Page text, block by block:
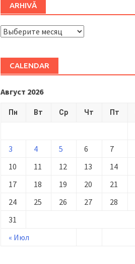
ARHIVĂ
ARHIVĂ
CALENDAR
Август 2026
Пн Вт Ср Чт Пт
« Июл
3
4 5 6 7
10
11 12 13 14
17
18 19 20 21
24
25 26 27 28
31